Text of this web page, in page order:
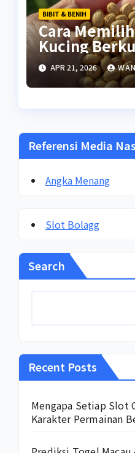
BIBIT & BENIH
Cara
Kucing
agar Panen
APR 21, 2026
Referensi Media
Angka Menang
Slot Bolagg
Search
Recent Posts
Mengapa Setiap Slot
Karakter Permainan